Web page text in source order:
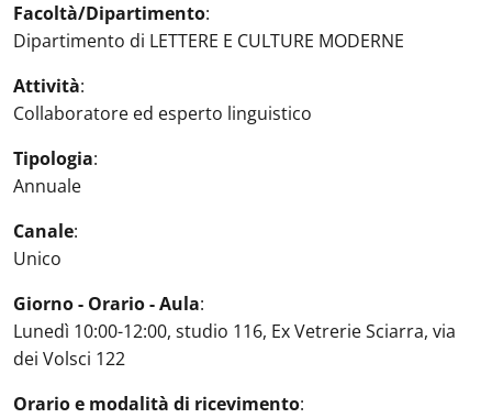
Facoltà/Dipartimento:
Dipartimento di LETTERE E CULTURE MODERNE
Attività:
Collaboratore ed esperto linguistico
Tipologia:
Annuale
Canale:
Unico
Giorno - Orario - Aula:
Lunedì 10:00-12:00, studio 116, Ex Vetrerie Sciarra, via
dei Volsci 122
Orario e modalità di ricevimento: